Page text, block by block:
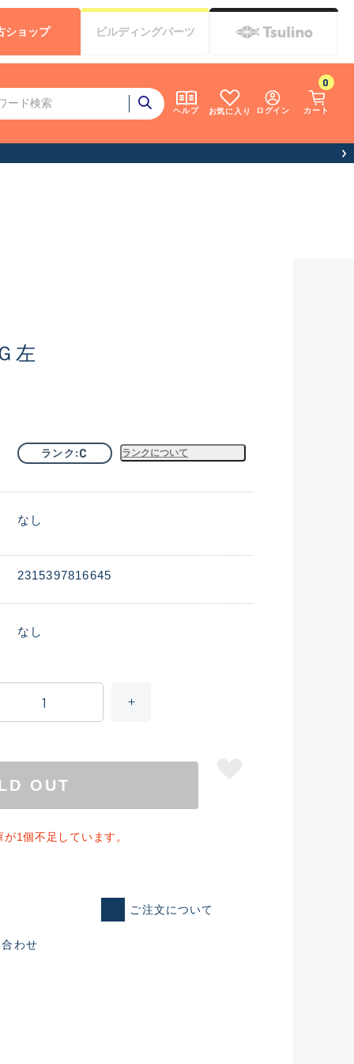
ヘルプ お気に入り ログイン カート
0
ショップ ビルディングパーツ
れた未使用
左
ランク C ランクについて
なし
2315397816645
なし
OUT
1個不足しています。
ご注文について
わせ